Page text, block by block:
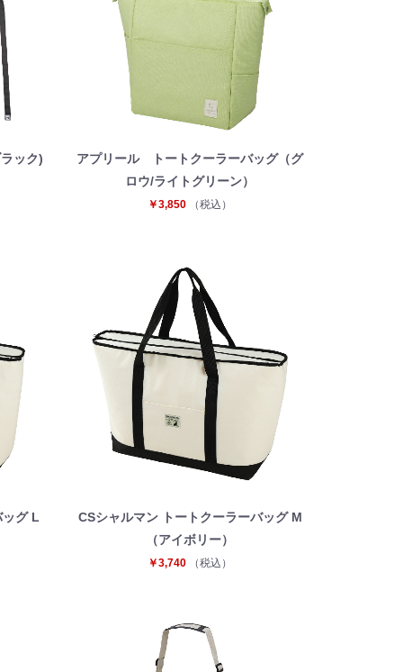
ック)
アプリール トートクーラーバッグ（グ
ロウ/ライトグリーン）
￥3,850 （税込）
ッグ L
CSシャルマン トートクーラーバッグ M
（アイボリー）
￥3,740 （税込）